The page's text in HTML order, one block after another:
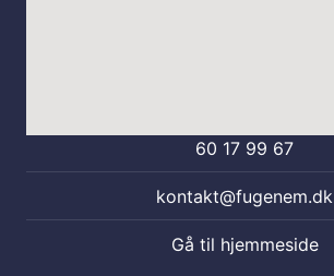
60 17 99 67
kontakt@fugenem.dk
Gå til hjemmeside